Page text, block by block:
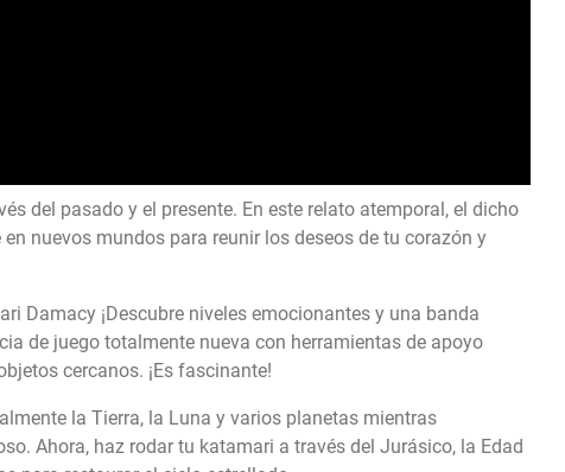
del pasado y el presente. En este relato atemporal, el dicho
en nuevos mundos para reunir los deseos de tu corazón y
Damacy ¡Descubre niveles emocionantes y una banda
de juego totalmente nueva con herramientas de apoyo
cercanos. ¡Es fascinante!
la Tierra, la Luna y varios planetas mientras
Ahora, haz rodar tu katamari a través del Jurásico, la Edad